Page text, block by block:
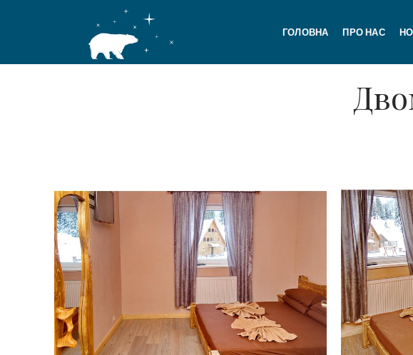
ГОЛОВНА ПРО НАС